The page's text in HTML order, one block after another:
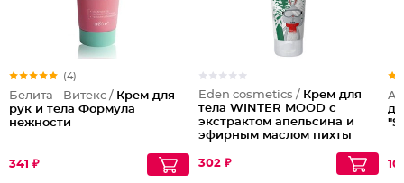
(4)
Белита - Витекс / Крем для
рук и тела Формула
нежности
341 ₽
Eden cosmetics / Крем для
тела WINTER MOOD с
экстрактом апельсина и
эфирным маслом пихты
302 ₽